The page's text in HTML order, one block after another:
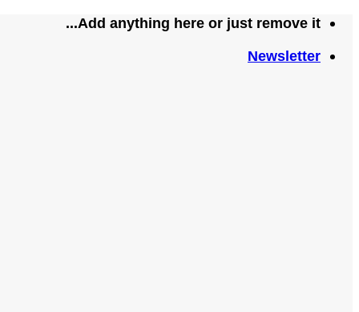
تخطيAdd anything here or just remove it...
Newsletter